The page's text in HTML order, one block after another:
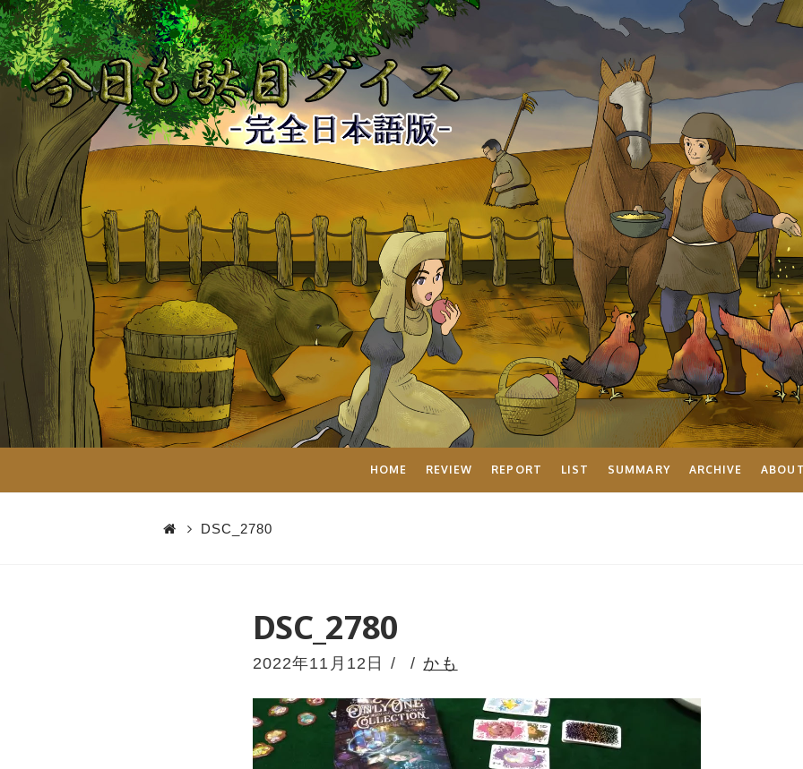
今
日
も
駄
目
ダ
イ
ス
HOME REVIEW REPORT LIST SUMMARY ARCHIVE
DSC_2780
DSC_2780
2022年11月12日 かも